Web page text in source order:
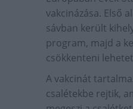
vakcinázása. Első
sávban került
program, majd a
csökkenteni
A vakcinát
csalétekbe rejtik,